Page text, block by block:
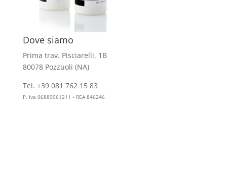
Dove siamo
Prima trav. Pisciarelli, 1B
80078 Pozzuoli (NA)
Tel. +39 081 762 15 83
P. Iva 06889061211 • REA 846246